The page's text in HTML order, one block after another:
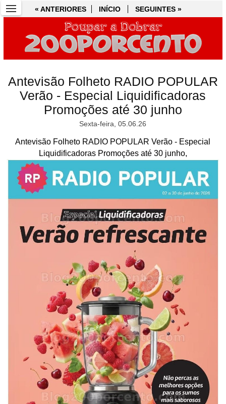
« ANTERIORES INÍCIO SEGUINTES »
Antevisão Folheto RADIO POPULAR
Verão - Especial Liquidificadoras
Promoções até 30 junho
Sexta-feira, 05.06.26
Antevisão Folheto RADIO POPULAR Verão - Especial
Liquidificadoras Promoções até 30 junho,
« ANTERIORES INÍCIO SEGUINTES »